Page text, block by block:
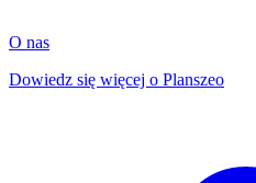
O nas
Dowiedz się więcej o Planszeo